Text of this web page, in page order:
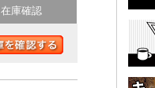
在庫確認